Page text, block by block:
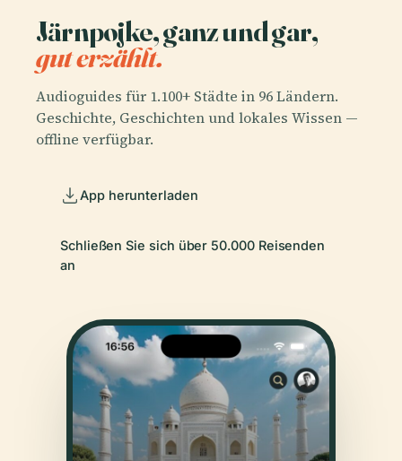
Järnpojke, ganz und gar,
gut erzählt.
Audioguides für 1.100+ Städte in 96 Ländern.
Geschichte, Geschichten und lokales Wissen —
offline verfügbar.
App herunterladen
Schließen Sie sich über 50.000 Reisenden
an